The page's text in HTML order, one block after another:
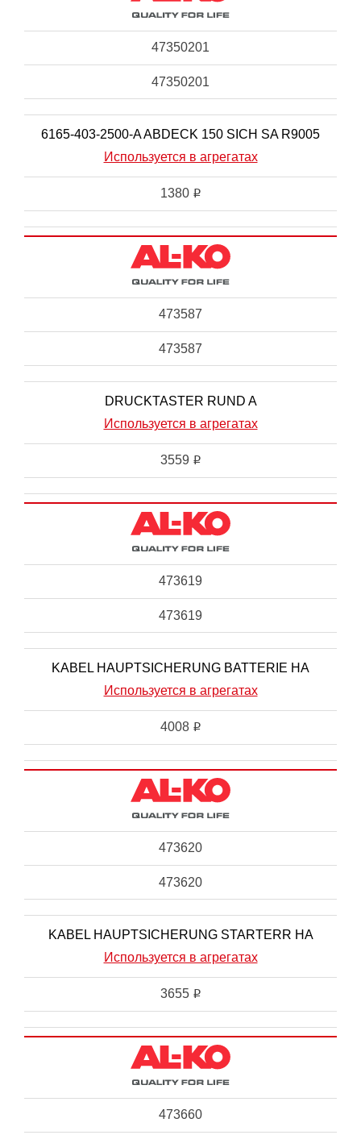
47350201
47350201
6165-403-2500-A ABDECK 150 SICH SA R9005
Используется в агрегатах
1380 i
473587
473587
DRUCKTASTER RUND A
Используется в агрегатах
3559 i
473619
473619
KABEL HAUPTSICHERUNG BATTERIE HA
Используется в агрегатах
4008 i
473620
473620
KABEL HAUPTSICHERUNG STARTERR HA
Используется в агрегатах
3655 i
473660